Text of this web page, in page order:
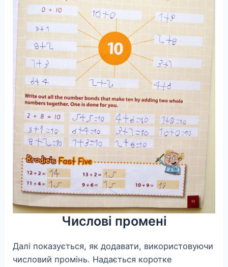
Числові промені
Далі показується, як додавати, використовуючи
числовий промінь. Надається коротке